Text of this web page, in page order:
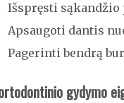
Išspręsti sąkandžio
Apsaugoti dantis
Pagerinti bendrą
gydymo